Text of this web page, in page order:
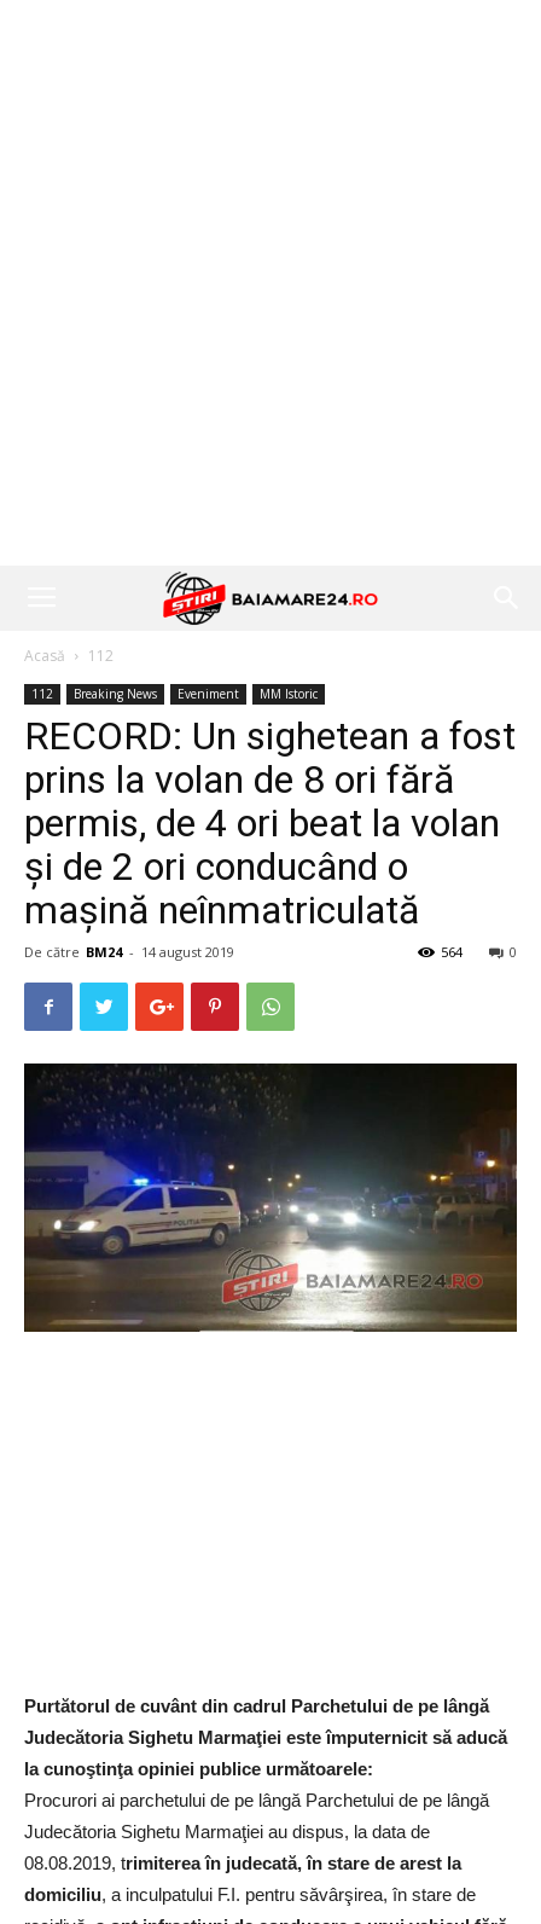
Acasă 112
112 Breaking News Eveniment MM Istoric
RECORD: Un sighetean a fost
prins la volan de 8 ori fără
permis, de 4 ori beat la volan
și de 2 ori conducând o
mașină neînmatriculată
De către BM24 - 14 august 2019 0
564
Purtătorul de cuvânt din cadrul Parchetului de pe lângă
Judecătoria Sighetu Marmaţiei este împuternicit să aducă
la cunoştinţa opiniei publice următoarele:
Procurori ai parchetului de pe lângă Parchetului de pe lângă
Judecătoria Sighetu Marmaţiei au dispus, la data de
08.08.2019, trimiterea în judecată, în stare de arest la
domiciliu, a inculpatului F.I. pentru săvârşirea, în stare de